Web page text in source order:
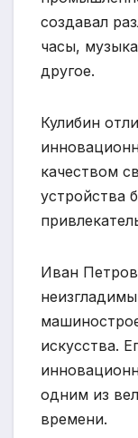
создавал
часы,
другое.
Кулибин
качеством
устройства
Иван
искусства.
одним из
времени.